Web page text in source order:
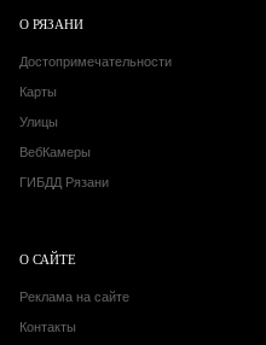
О РЯЗАНИ
Достопримечательности
Карты
Улицы
ВебКамеры
ГИБДД Рязани
О САЙТЕ
Реклама на сайте
Контакты